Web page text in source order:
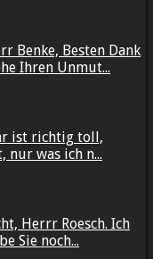
Benke, Besten Dank
Ihren Unmut...
ist richtig toll,
nur was ich n...
Herrr Roesch. Ich
Sie noch...